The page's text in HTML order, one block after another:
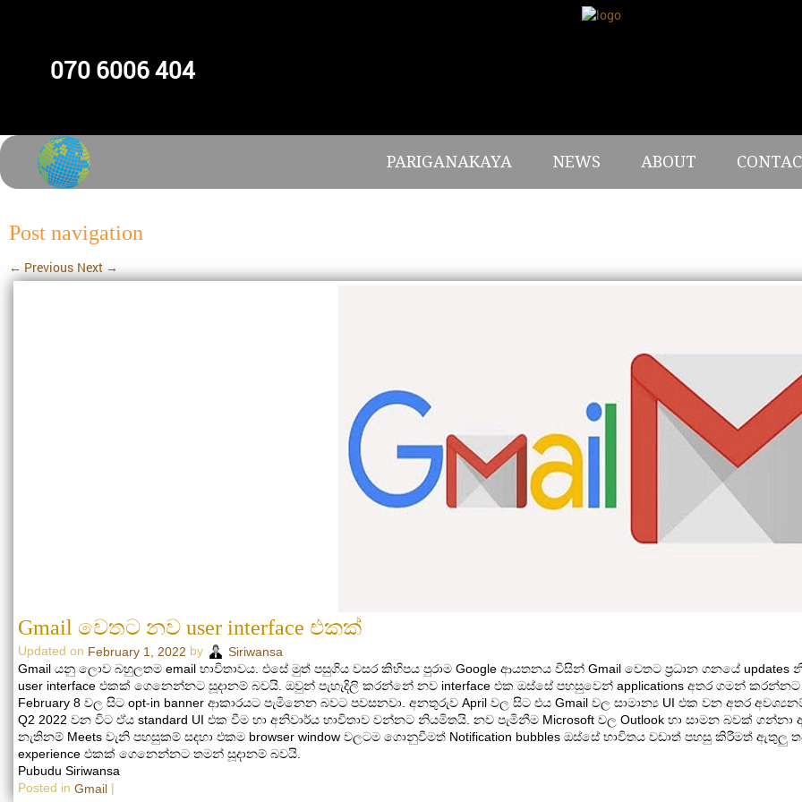
070 6006 404
PARIGANAKAYA NEWS ABOUT
Post navigation
← Previous Next →
Gmail වෙතට නව user interface එකක්
Updated on February 1, 2022 by
Siriwansa
Gmail යනු ලොව බහුලතම email භාවිතාවය. එසේ මුත් පසුගිය වසර කිහිපය පුරාම Google ආයතනය විසින් Gmail වෙතට ප්‍රධාන ගනයේ
user interface එකක් ගෙනෙන්නට සූදානම් බවයි. ඔවුන් පැහැදිලි කරන්නේ නව interface එක ඔස්සේ පහසුවෙන් applications අතර ගමන්
February 8 වල සිට opt-in banner ආකාරයට පැමිනෙන බවට පවසනවා. අනතුරුව April වල සිට එය Gmail වල සාමාන්‍ය UI එක වන අතර
Q2 2022 වන විට ඒය standard UI එක වීම හා අනිවාර්ය භාවිතාව වන්නට නියමිතයි. නව පැමිනීම Microsoft වල Outlook හා සාමන බවක්
නැතිනම් Meets වැනි පහසුකම් සදහා එකම browser window වලටම ගොනුවීමත් Notification bubbles ඔස්සේ භාවිතය වඩාත් පහසු කිරීමත්
experience එකක් ගෙනෙන්නට තමන් සූදානම් බවයි.
Pubudu Siriwansa
Posted in Gmail |